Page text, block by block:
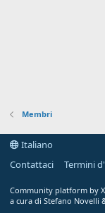
Membri
Italiano
Contattaci
Termini
Community platform by
a cura di Stefano Novelli